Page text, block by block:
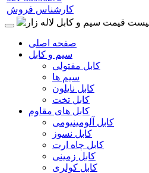
کارشناس فروش
صفحه اصلی
سیم و کابل
کابل مفتولی
سیم ها
کابل نایلون
کابل تخت
کابل های مقاوم
کابل آلومینیومی
کابل نسوز
کابل چاه ارت
کابل زمینی
کابل کولری